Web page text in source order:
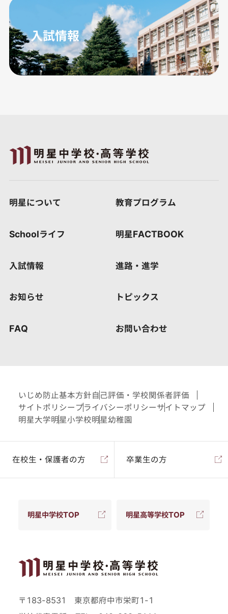
入試情報
明星について 教育プログラム
Schoolライフ 明星FACTBOOK
入試情報 進路・進学
お知らせ トピックス
FAQ お問い合わせ
いじめ防止基本方針自己評価・学校関係者評価
サイトポリシー プライバシーポリシーサイトマップ
明星大学明星小学校明星幼稚園
在校生・保護者の方 卒業生の方
明星中学校TOP 明星高等学校TOP
〒183-8531 東京都府中市栄町1-1